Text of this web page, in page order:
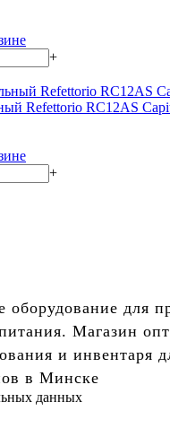
+
Refettorio RC12AS
+
оборудование для
Магазин
и инвентаря
в Минске
данных